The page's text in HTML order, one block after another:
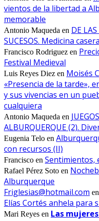
vientos de la libertad a
memorable
Antonio Maqueda en DE
SUCESOS. Medicina
Francisco Rodriguez en
Festival Medieval
Luis Reyes Diez en Moisés
«Presencia de la tarde»,
y sus vivencias en un
cualquiera
Antonio Maqueda en
ALBURQUERQUE (2).
Eugenia Telo en
con recursos (II)
Francisco en Sentimientos,
Rafael Pérez Soto en
Alburquerque
Friglesias@hotmail.com en
Elías Cortés anhela para
Mari Reyes en Las